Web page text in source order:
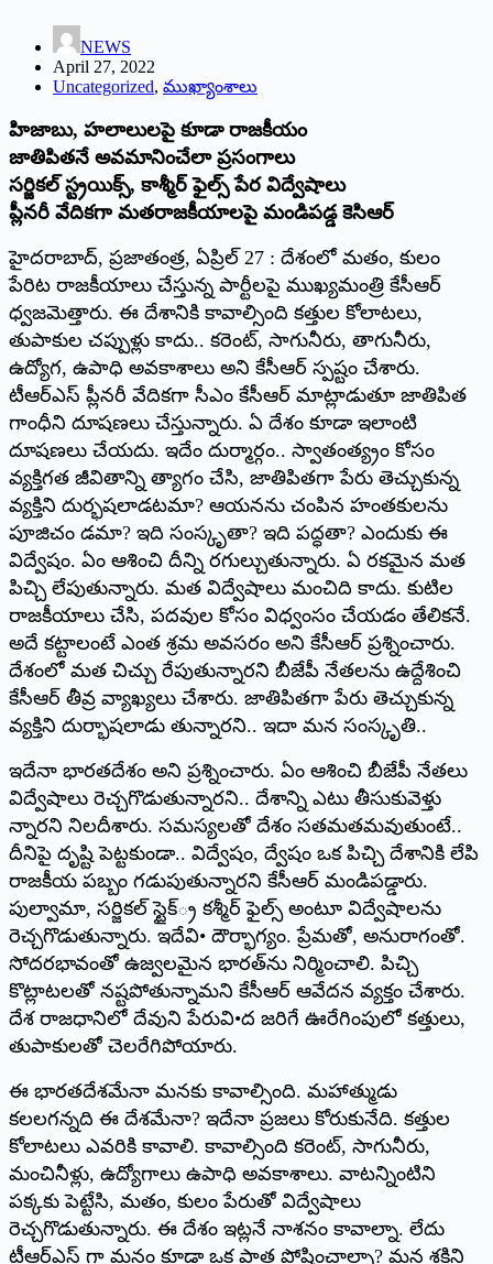
NEWS
April 27, 2022
Uncategorized, ముఖ్యాంశాలు
హిజాబు, హలాలులపై కూడా రాజకీయం
జాతిపితనే అవమానించేలా ప్రసంగాలు
సర్జికల్‌ ‌స్ట్రయిక్స్, ‌కాశ్మీర్‌ ‌ఫైల్స్ ‌పేర విద్వేషాలు
ప్లీనరీ వేదికగా మతరాజకీయాలపై మండిపడ్డ కెసిఆర్‌
హైదరాబాద్‌, ‌ప్రజాతంత్ర, ఏప్రిల్‌ 27 : ‌దేశంలో మతం, కులం
పేరిట రాజకీయాలు చేస్తున్న పార్టీలపై ముఖ్యమంత్రి కేసీఆర్‌
‌ధ్వజమెత్తారు. ఈ దేశానికి కావాల్సింది కత్తుల కోలాటలు,
తుపాకుల చప్పుళ్లు కాదు.. కరెంట్‌, ‌సాగునీరు, తాగునీరు,
ఉద్యోగ, ఉపాధి అవకాశాలు అని కేసీఆర్‌ ‌స్పష్టం చేశారు.
టీఆర్‌ఎస్‌ ‌ప్లీనరీ వేదికగా సీఎం కేసీఆర్‌ ‌మాట్లాడుతూ జాతిపిత
గాంధీని దూషణలు చేస్తున్నారు. ఏ దేశం కూడా ఇలాంటి
దూషణలు చేయదు. ఇదేం దుర్మార్గం.. స్వాతంత్య్రం కోసం
వ్యక్తిగత జీవితాన్ని త్యాగం చేసి, జాతిపితగా పేరు తెచ్చుకున్న
వ్యక్తిని దుర్భషలాడటమా? ఆయనను చంపిన హంతకులను
పూజిచం డమా? ఇది సంస్కృతా? ఇది పద్ధతా? ఎందుకు ఈ
విద్వేషం. ఏం ఆశించి దీన్ని రగుల్చుతున్నారు. ఏ రకమైన మత
పిచ్చి లేపుతున్నారు. మత విద్వేషాలు మంచిది కాదు. కుటిల
రాజకీయాలు చేసి, పదవుల కోసం విధ్వంసం చేయడం తేలికనే.
అదే కట్టాలంటే ఎంత శ్రమ అవసరం అని కేసీఆర్‌ ‌ప్రశ్నించారు.
దేశంలో మత చిచ్చు రేపుతున్నారని బీజేపీ నేతలను ఉద్దేశించి
కేసీఆర్‌ ‌తీవ్ర వ్యాఖ్యలు చేశారు. జాతిపితగా పేరు తెచ్చుకున్న
వ్యక్తిని దుర్భాషలాడు తున్నారని.. ఇదా మన సంస్కృతి..
ఇదేనా భారతదేశం అని ప్రశ్నించారు. ఏం ఆశించి బీజేపీ నేతలు
విద్వేషాలు రెచ్చగొడుతున్నారని.. దేశాన్ని ఎటు తీసుకువెళ్తు
న్నారని నిలదీశారు. సమస్యలతో దేశం సతమతమవుతుంటే..
దీనిపై దృష్టి పెట్టకుండా.. విద్వేషం, ద్వేషం ఒక పిచ్చి దేశానికి లేపి
రాజకీయ పబ్బం గడుపుతున్నారని కేసీఆర్‌ ‌మండిపడ్డారు.
పుల్వామా, సర్జికల్‌ ‌స్టైక్్ర‌ ‌కశ్మీర్‌ ‌ఫైల్స్ అం‌టూ విద్వేషాలను
రెచ్చగొడుతున్నారు. ఇదేవి• దౌర్భాగ్యం. ప్రేమతో, అనురాగంతో.
సోదరభావంతో ఉజ్వలమైన భారత్‌ను నిర్మించాలి. పిచ్చి
కొట్లాటలతో నష్టపోతున్నామని కేసీఆర్‌ ఆవేదన వ్యక్తం చేశారు.
దేశ రాజధానిలో దేవుని పేరువి•ద జరిగే ఊరేగింపులో కత్తులు,
తుపాకులతో చెలరేగిపోయారు.
ఈ భారతదేశమేనా మనకు కావాల్సింది. మహాత్ముడు
కలలగన్నది ఈ దేశమేనా? ఇదేనా ప్రజలు కోరుకునేది. కత్తుల
కోలాటలు ఎవరికి కావాలి. కావాల్సింది కరెంట్‌, ‌సాగునీరు,
మంచినీళ్లు, ఉద్యోగాలు ఉపాధి అవకాశాలు. వాటన్నింటిని
పక్కకు పెట్టేసి, మతం, కులం పేరుతో విద్వేషాలు
రెచ్చగొడుతున్నారు. ఈ దేశం ఇట్లనే నాశనం కావాల్నా. లేదు
టీఆర్‌ఎస్‌ ‌గా మనం కూడా ఒక పాత్ర పోషించాల్నా? మన శక్తిని